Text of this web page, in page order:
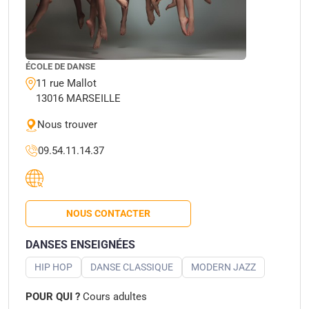
ÉCOLE DE DANSE
11 rue Mallot
13016 MARSEILLE
Nous trouver
09.54.11.14.37
NOUS CONTACTER
DANSES ENSEIGNÉES
HIP HOP DANSE CLASSIQUE MODERN JAZZ
POUR QUI ? Cours adultes